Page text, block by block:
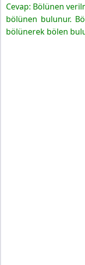
Cevap: Bölünen
bölünen bulunur.
bölünerek bölen